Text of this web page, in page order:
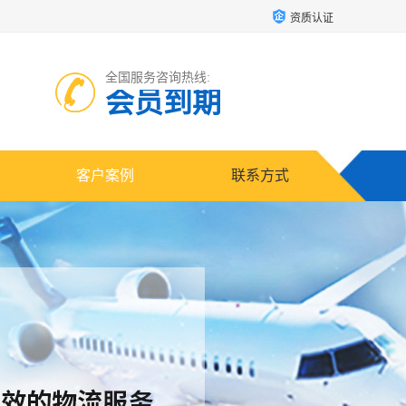
资质认证
全国服务咨询热线:
会员到期
客户案例 联系方式